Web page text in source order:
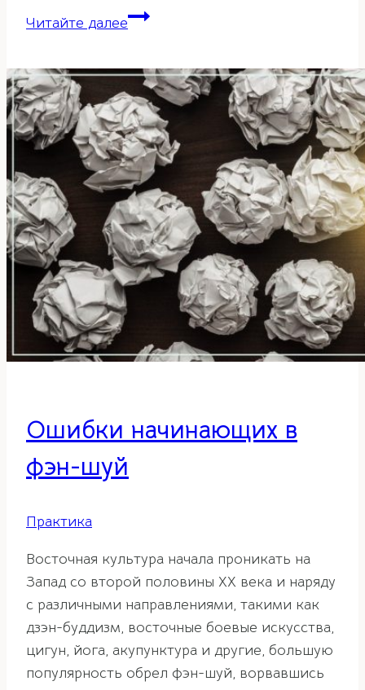
Читайте далееСредства
шуй
Ошибки начинающих в
фэн-шуй
Практика
Восточная культура начала проникать на
Запад со второй половины XX века и наряду
с различными направлениями, такими как
дзэн-буддизм, восточные боевые искусства,
цигун, йога, акупунктура и другие, большую
популярность обрел фэн-шуй, ворвавшись